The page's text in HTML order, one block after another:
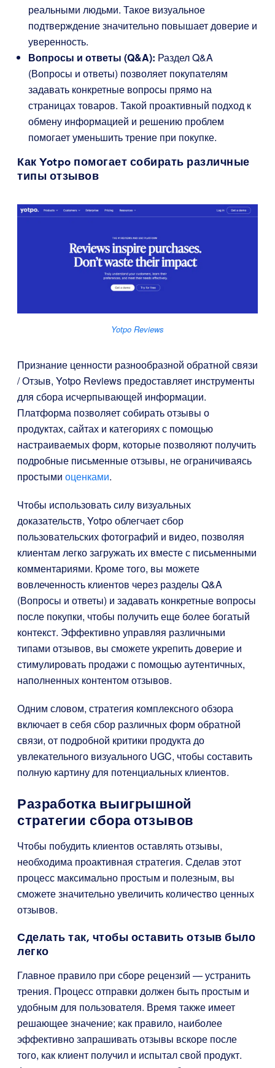
реальными людьми. Такое визуальное
подтверждение значительно повышает доверие и
уверенность.
Вопросы и ответы (Q&A): Раздел Q&A
(Вопросы и ответы) позволяет покупателям
задавать конкретные вопросы прямо на
страницах товаров. Такой проактивный подход к
обмену информацией и решению проблем
помогает уменьшить трение при покупке.
Как Yotpo помогает собирать различные
типы отзывов
Yotpo Reviews
Признание ценности разнообразной обратной связи
/ Отзыв, Yotpo Reviews предоставляет инструменты
для сбора исчерпывающей информации.
Платформа позволяет собирать отзывы о
продуктах, сайтах и категориях с помощью
настраиваемых форм, которые позволяют получить
подробные письменные отзывы, не ограничиваясь
простыми оценками.
Чтобы использовать силу визуальных
доказательств, Yotpo облегчает сбор
пользовательских фотографий и видео, позволяя
клиентам легко загружать их вместе с письменными
комментариями. Кроме того, вы можете
вовлеченность клиентов через разделы Q&A
(Вопросы и ответы) и задавать конкретные вопросы
после покупки, чтобы получить еще более богатый
контекст. Эффективно управляя различными
типами отзывов, вы сможете укрепить доверие и
стимулировать продажи с помощью аутентичных,
наполненных контентом отзывов.
Одним словом, стратегия комплексного обзора
включает в себя сбор различных форм обратной
связи, от подробной критики продукта до
увлекательного визуального UGC, чтобы составить
полную картину для потенциальных клиентов.
Разработка выигрышной
стратегии сбора отзывов
Чтобы побудить клиентов оставлять отзывы,
необходима проактивная стратегия. Сделав этот
процесс максимально простым и полезным, вы
сможете значительно увеличить количество ценных
отзывов.
Сделать так, чтобы оставить отзыв было
легко
Главное правило при сборе рецензий — устранить
трения. Процесс отправки должен быть простым и
удобным для пользователя. Время также имеет
решающее значение; как правило, наиболее
эффективно запрашивать отзывы вскоре после
того, как клиент получил и испытал свой продукт.